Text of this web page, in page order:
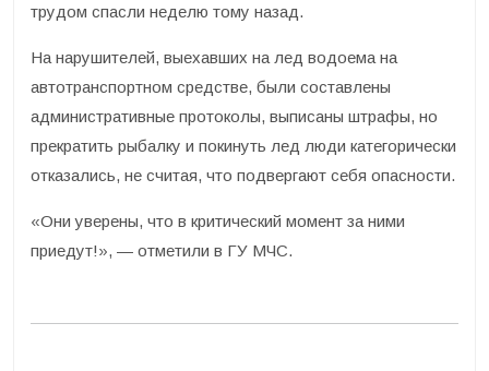
трудом спасли неделю тому назад.
На нарушителей, выехавших на лед водоема на
автотранспортном средстве, были составлены
административные протоколы, выписаны штрафы, но
прекратить рыбалку и покинуть лед люди категорически
отказались, не считая, что подвергают себя опасности.
«Они уверены, что в критический момент за ними
приедут!», — отметили в ГУ МЧС.